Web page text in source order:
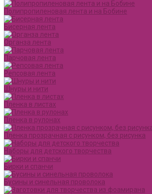
Полипропиленовая лента и на Бобине
Бисерная лента
Органза лента
Парчовая лента
Репсовая лента
Шнуры и нити
Пленка в листах
Пленка в рулонах
Пленка прозрачная с рисунком, без рисунка
Наборы для детского творчества
Бирки и спанчи
Бусины и синельная проволока